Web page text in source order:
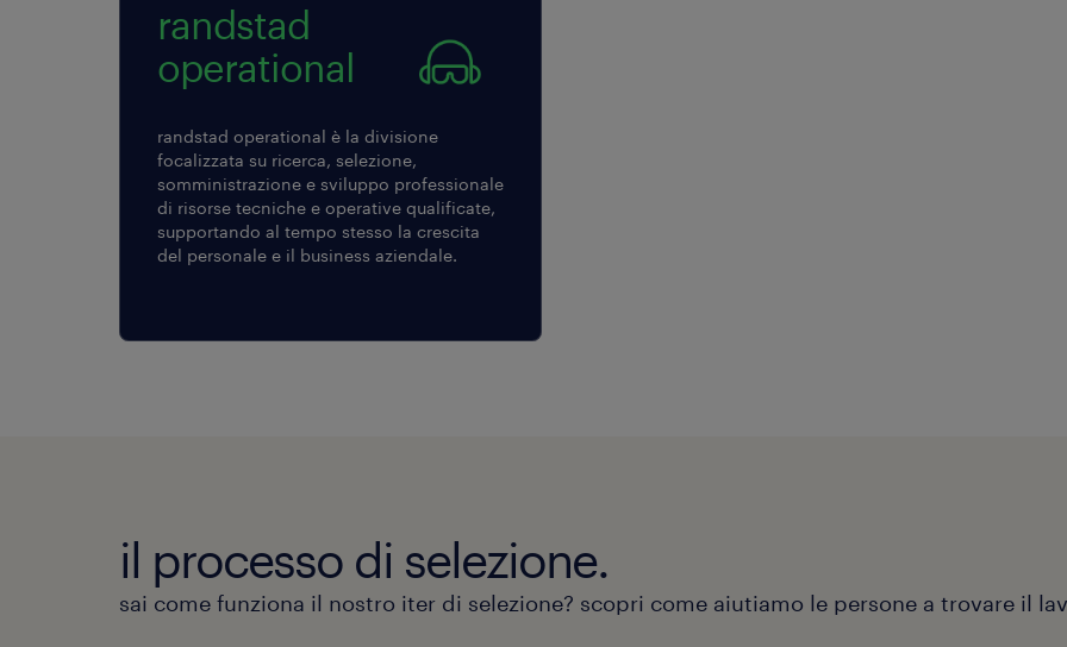
randstad
operational
randstad operational è la divisione
focalizzata su ricerca, selezione,
somministrazione e sviluppo professionale
di risorse tecniche e operative qualificate,
supportando al tempo stesso la crescita
del personale e il business aziendale.
il processo di selezione.
sai come funziona il nostro iter di selezione? scopri come aiutiamo le persone a trovare il